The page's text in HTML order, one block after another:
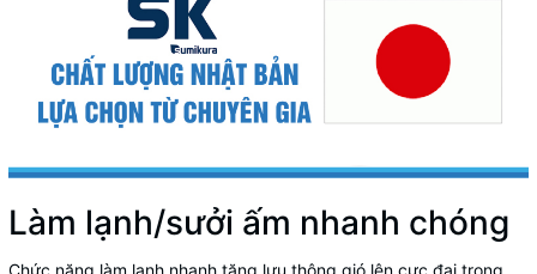
Làm lạnh/sưởi ấm nhanh chóng